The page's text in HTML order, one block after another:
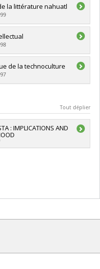
la littérature nahuatl
de la technoculture
Tout déplier
: IMPLICATIONS AND